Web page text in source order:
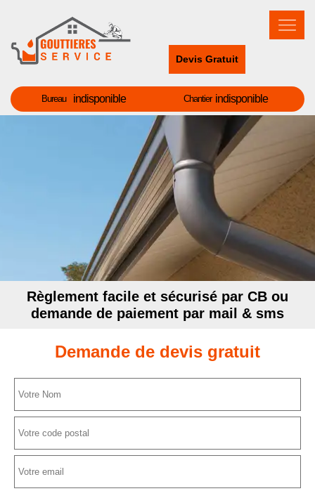
Devis Gratuit
Bureau indisponible Chantier indisponible
Règlement facile et sécurisé par CB ou
demande de paiement par mail & sms
Demande de devis gratuit